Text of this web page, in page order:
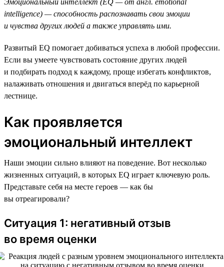
intelligence) — способность распознавать свои эмоции
и чувства других людей а также управлять ими.
Развитый EQ помогает добиваться успеха в любой профессии.
Если вы умеете чувствовать состояние других людей
и подбирать подход к каждому, проще избегать конфликтов,
налаживать отношения и двигаться вперёд по карьерной
лестнице.
Как проявляется
эмоциональный интеллект
Наши эмоции сильно влияют на поведение. Вот несколько
жизненных ситуаций, в которых EQ играет ключевую роль.
Представьте себя на месте героев — как бы
вы отреагировали?
Ситуация 1: негативный отзыв
во время оценки